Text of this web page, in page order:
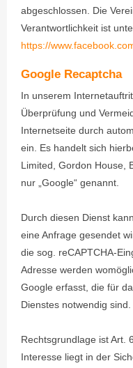
abgeschlossen. Die
Verantwortlichkeit ist
https://
Google Recaptcha
In unserem
Überprüfung und
Internetseite durch
ein. Es handelt sich
Limited, Gordon House,
nur „Google“ genannt.
Durch diesen Dienst
eine Anfrage gesendet
die sog. reCAPTCHA-
Adresse werden
Google erfasst, die für
Dienstes notwendig sind.
Rechtsgrundlage ist Art.
Interesse liegt in der